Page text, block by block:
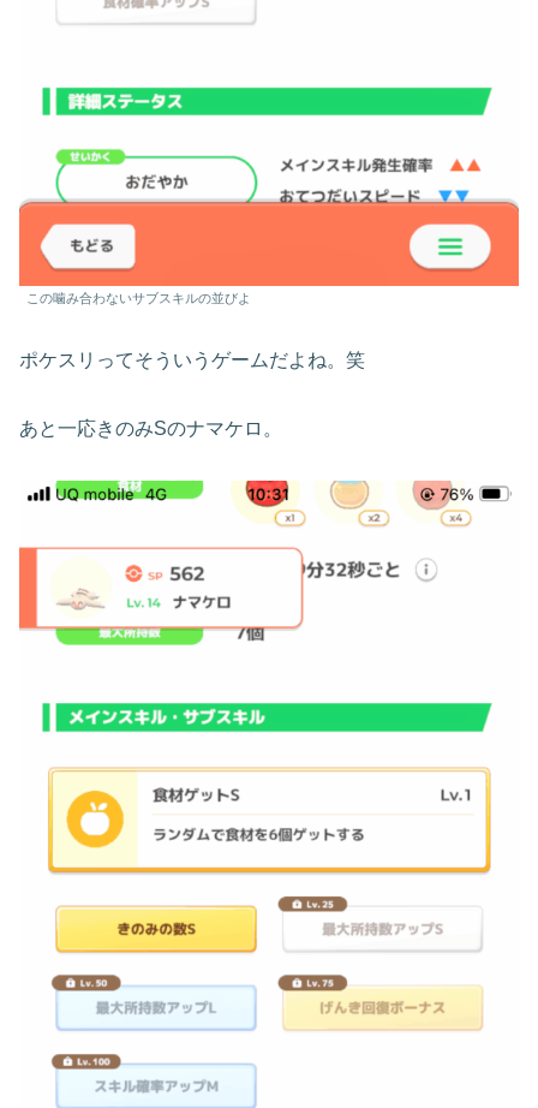
この噛み合わないサブスキルの並びよ
ポケスリってそういうゲームだよね。笑
あと一応きのみSのナマケロ。